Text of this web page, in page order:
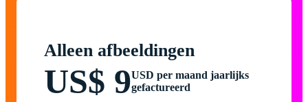
Alleen afbeeldingen
US$ 9USD per maand jaarlijks
gefactureerd